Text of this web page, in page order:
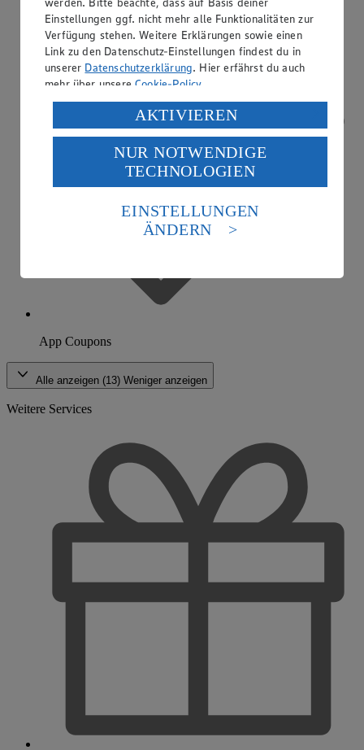
App Coupons
Alle anzeigen (13) Weniger anzeigen
Weitere Services
Einstellungen ggf. nicht mehr alle Funktionalitäten zur
Verfügung stehen. Weitere Erklärungen sowie einen
Link zu den Datenschutz-Einstellungen findest du in
unserer Datenschutzerklärung. Hier erfährst du auch
mehr über unsereCookie-Policy.
Verarbeitung deiner personenbezogenen Daten in den
USA durch Facebook und YouTube:
Wenn du auf „Aktivieren“ klickst, willigst du im Sinne
des Art. 49 Abs. 1 Satz 1 lit. a) DSGVO ein, dass deine
Daten in den USA verarbeitet werden. Der EuGH sieht
die USA als Land mit einem nach europäischen
Standards nicht angemessenen Datenschutzniveau an.
Es besteht das Risiko eines Zugriffs durch US-
Informationen zum Herausgeber der Seite findest du
AKTIVIEREN
NUR NOTWENDIGE
TECHNOLOGIEN
EINSTELLUNGEN
ÄNDERN